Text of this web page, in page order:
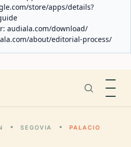
store/apps/details?
audiala.com/download/
about/editorial-process/
SEGOVIA
PALACIO